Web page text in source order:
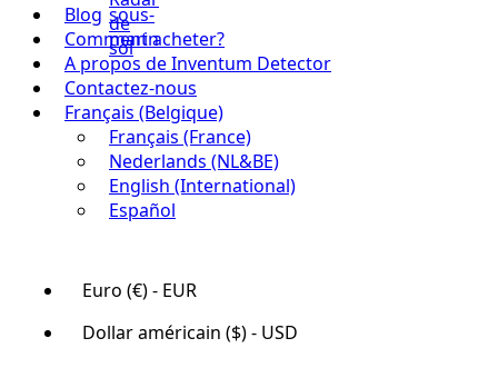
Blog
Comment acheter?
A propos de Inventum Detector
Contactez-nous
Français (Belgique)
Français (France)
Nederlands (NL&BE)
English (International)
Español
Euro (€) - EUR
Dollar américain ($) - USD